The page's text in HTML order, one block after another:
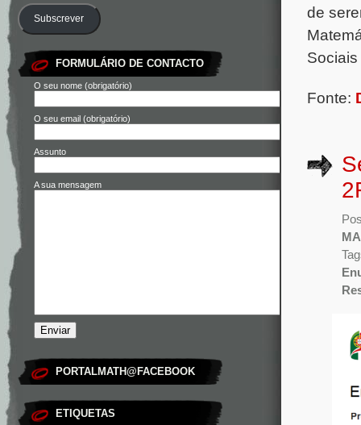
Subscrever
FORMULÁRIO DE CONTACTO
O seu nome (obrigatório)
O seu email (obrigatório)
Assunto
A sua mensagem
PORTALMATH@FACEBOOK
ETIQUETAS
de
Fonte: